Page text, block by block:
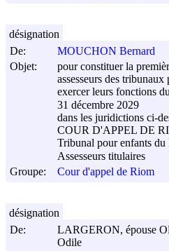
De:
MOUCHON Bernard
Objet:
pour constituer la
assesseurs des
exercer leurs fonctions
31 décembre 2029
dans les juridictions ci-
COUR D'APPEL DE
Tribunal pour enfants du
Assesseurs titulaires
Groupe:
Cour d'appel de Riom
désignation
De:
LARGERON, épouse
Odile
désignation